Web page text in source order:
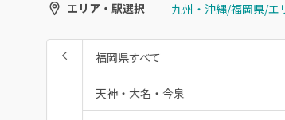
エリア・駅選択
福岡県すべて
天神・大名・今泉